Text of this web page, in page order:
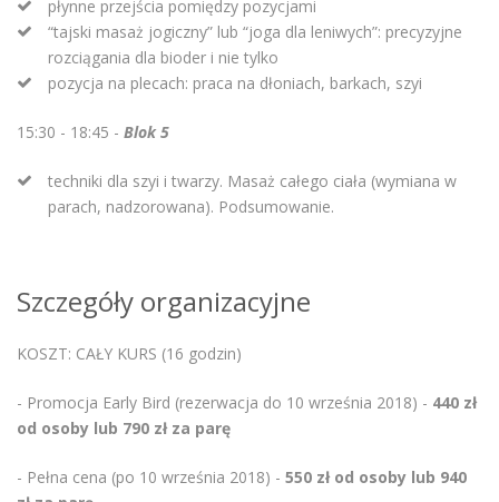
płynne przejścia pomiędzy pozycjami
“tajski masaż jogiczny” lub “joga dla leniwych”: precyzyjne
rozciągania dla bioder i nie tylko
pozycja na plecach: praca na dłoniach, barkach, szyi
15:30 - 18:45 - Blok 5
techniki dla szyi i twarzy. Masaż całego ciała (wymiana w
parach, nadzorowana). Podsumowanie.
Szczegóły organizacyjne
KOSZT: CAŁY KURS (16 godzin)
- Promocja Early Bird (rezerwacja do 10 września 2018) - 440 zł
od osoby lub 790 zł za parę
- Pełna cena (po 10 września 2018) - 550 zł od osoby lub 940